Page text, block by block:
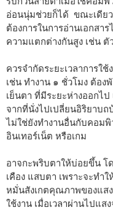
อ่อนนุ่มช่วยก็ได้ ขณะเดีย
ต้องการในการอ่านเอกสา
ความแตกต่างกันสูง เช่น
ควรจำกัดระยะเวลาการใ
เช่น ทำงาน ๑ ชั่วโมง ต้อง
เย็นตา ที่มีระยะห่างออกไ
จากที่นั่งไปเปลี่ยนอิริยาบถ
ไม่ใช่ยังทำงานอื่นกับคอม
อินเทอร์เน็ต หรือเกม
อาจกะพริบตาให้บ่อยขึ้น โ
เคือง แสบตา เพราะจะทำ
หมั่นสังเกตคุณภาพของแส
ใช้งาน เมื่อเวลาผ่านไปแส